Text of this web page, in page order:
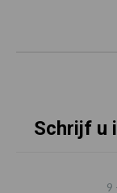
Schrijf u
9